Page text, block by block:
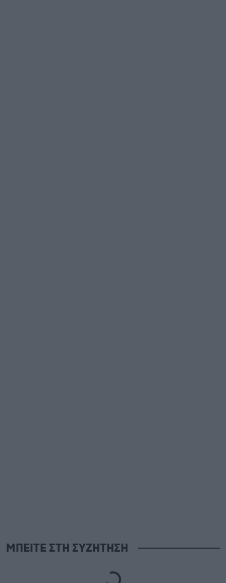
ΜΠΕΙΤΕ ΣΤΗ ΣΥΖΗΤΗΣΗ
Loading...